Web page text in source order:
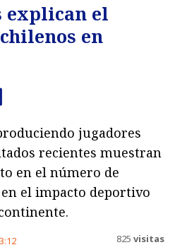
explican el
en
jugadores
recientes muestran
en el número de
el impacto deportivo
825 visitas